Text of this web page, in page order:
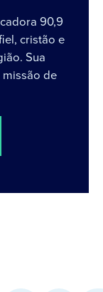
90,9
cristão e
Sua
de